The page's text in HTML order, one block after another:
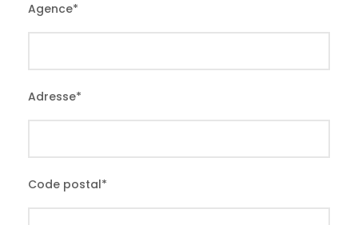
Agence*
Adresse*
Code postal*